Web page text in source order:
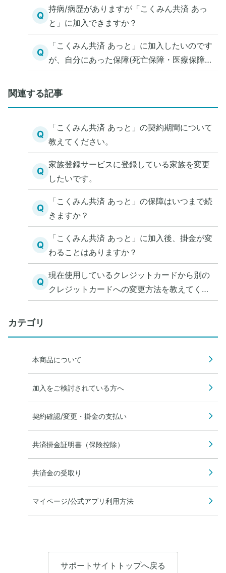
Q
持病/病歴がありますが「こくみん共済 あっ
と」に加入できますか？
Q
「こくみん共済 あっと」に加入したいのです
が、自分にあった保障(死亡保障・医療保障)
を知る方法を教えてください。
関連する記事
Q
「こくみん共済 あっと」の契約期間について
教えてください。
Q
家族登録サービスに登録している家族を変更
したいです。
Q
「こくみん共済 あっと」の保障はいつまで続
きますか？
Q
「こくみん共済 あっと」に加入後、掛金が変
わることはありますか？
Q
現在使用しているクレジットカードから別の
クレジットカードへの変更方法を教えてくだ
さい。
カテゴリ
本商品について
加入をご検討されている方へ
契約確認/変更・掛金の支払い
共済掛金証明書（保険控除）
共済金の受取り
マイページ/公式アプリ利用方法
サポートサイトトップへ戻る